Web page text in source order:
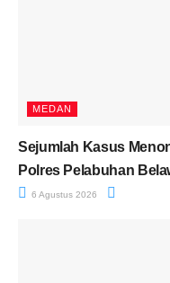
MEDAN
Sejumlah Kasus
Polres Pelabuhan
6 Agustus 2026